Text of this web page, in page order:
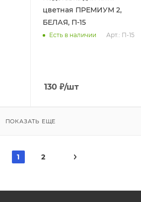
цветная ПРЕМИУМ 2,
БЕЛАЯ, П-15
Есть в наличии Арт.: П-15
130 ₽/шт
ПОКАЗАТЬ ЕЩЕ
1 2